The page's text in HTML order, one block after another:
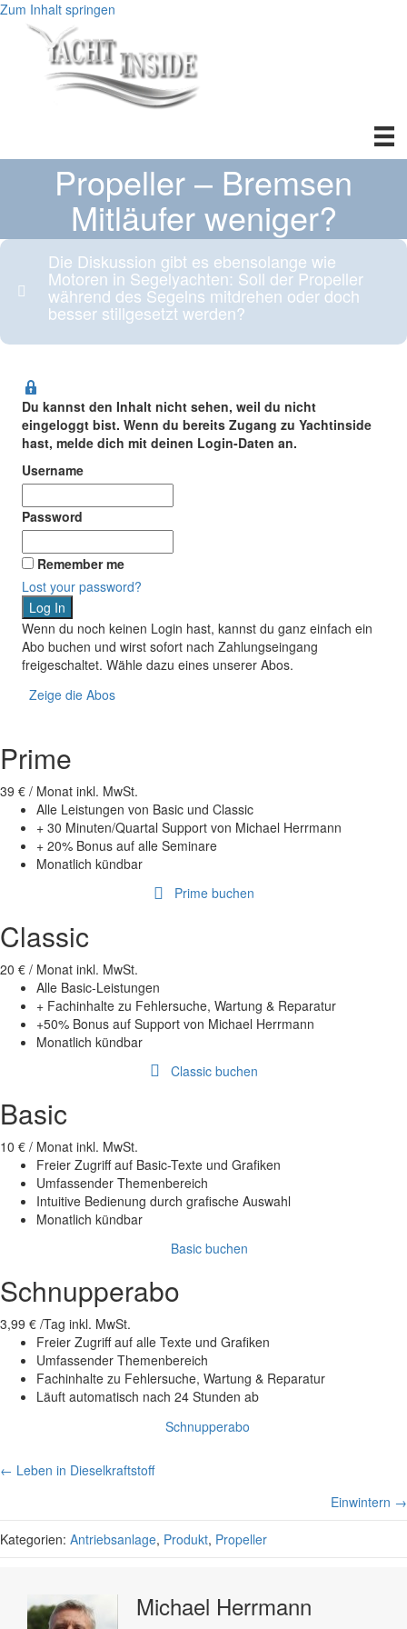
Zum Inhalt springen
Propeller – Bremsen
Mitläufer weniger?
Die Diskussion gibt es ebensolange wie
Motoren in Segelyachten: Soll der Propeller
während des Segelns mitdrehen oder doch
besser stillgesetzt werden?
Du kannst den Inhalt nicht sehen, weil du nicht
eingeloggt bist. Wenn du bereits Zugang zu Yachtinside
hast, melde dich mit deinen Login-Daten an.
Username
Password
Remember me
Lost your password?
Wenn du noch keinen Login hast, kannst du ganz einfach ein
Abo buchen und wirst sofort nach Zahlungseingang
freigeschaltet. Wähle dazu eines unserer Abos.
Zeige die Abos
Prime
39 € / Monat inkl. MwSt.
Alle Leistungen von Basic und Classic
+ 30 Minuten/Quartal Support von Michael Herrmann
+ 20% Bonus auf alle Seminare
Monatlich kündbar
Prime buchen
Classic
20 € / Monat inkl. MwSt.
Alle Basic-Leistungen
+ Fachinhalte zu Fehlersuche, Wartung & Reparatur
+50% Bonus auf Support von Michael Herrmann
Monatlich kündbar
Classic buchen
Basic
10 € / Monat inkl. MwSt.
Freier Zugriff auf Basic-Texte und Grafiken
Umfassender Themenbereich
Intuitive Bedienung durch grafische Auswahl
Monatlich kündbar
Basic buchen
Schnupperabo
3,99 € /Tag inkl. MwSt.
Freier Zugriff auf alle Texte und Grafiken
Umfassender Themenbereich
Fachinhalte zu Fehlersuche, Wartung & Reparatur
Läuft automatisch nach 24 Stunden ab
Schnupperabo
Posts
← Leben in Dieselkraftstoff
Einwintern →
Kategorien: Antriebsanlage, Produkt, Propeller
Michael Herrmann